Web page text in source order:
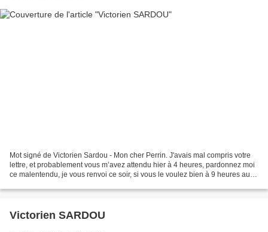
Mot signé de Victorien Sardou - Mon cher Perrin. J'avais mal compris votre
lettre, et probablement vous m’avez attendu hier à 4 heures, pardonnez moi
ce malentendu, je vous renvoi ce soir, si vous le voulez bien à 9 heures au
Victorien SARDOU